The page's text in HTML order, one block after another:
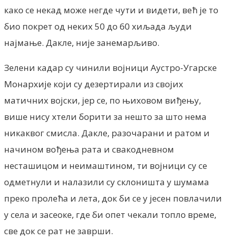
како се некад може негде чути и видети, већ је то
био покрет од неких 50 до 60 хиљада људи
најмање. Дакле, није занемарљиво.
Зелени кадар су чинили војници Аустро-Угарске
Монархије који су дезертирали из својих
матичних војски, јер се, по њиховом виђењу,
више нису хтели борити за нешто за што нема
никаквог смисла. Дакле, разочарани и ратом и
начином вођења рата и свакодневном
несташицом и неимаштином, ти војници су се
одметнули и налазили су склоништа у шумама
преко пролећа и лета, док би се у јесен повлачили
у села и засеоке, где би опет чекали топло време,
све док се рат не заврши.